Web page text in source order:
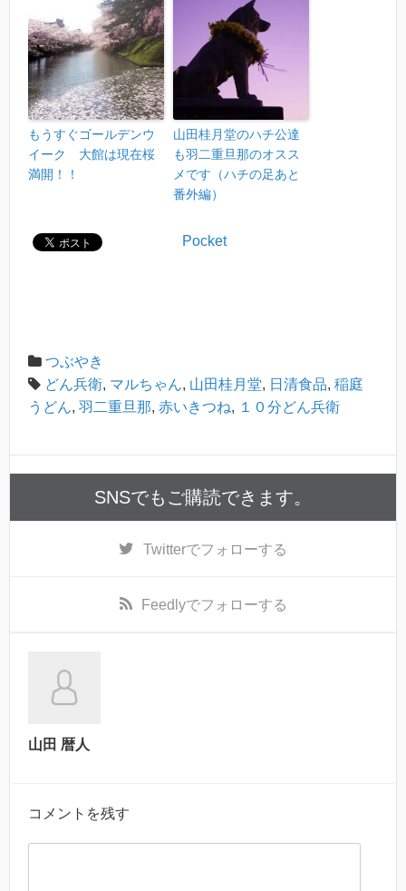
もうすぐゴールデンウ
イーク 大館は現在桜
満開！！
山田桂月堂のハチ公達
も羽二重旦那のオスス
メです（ハチの足あと
番外編）
Pocket
つぶやき
どん兵衛, マルちゃん, 山田桂月堂, 日清食品, 稲庭
うどん, 羽二重旦那, 赤いきつね, １０分どん兵衛
SNSでもご購読できます。
Twitterでフォローする
Feedlyでフォローする
山田 暦人
コメントを残す